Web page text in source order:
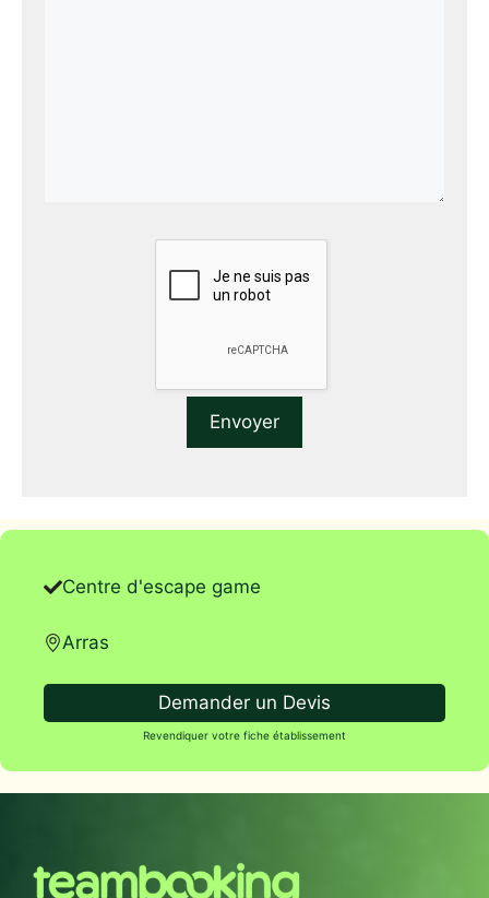
Centre d'escape game
Arras
Demander un Devis
Revendiquer votre fiche établissement